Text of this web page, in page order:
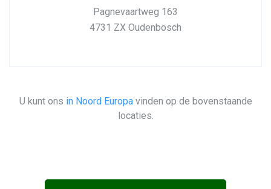
Pagnevaartweg 163
4731 ZX Oudenbosch
U kunt ons in Noord Europavinden op de bovenstaande
locaties.